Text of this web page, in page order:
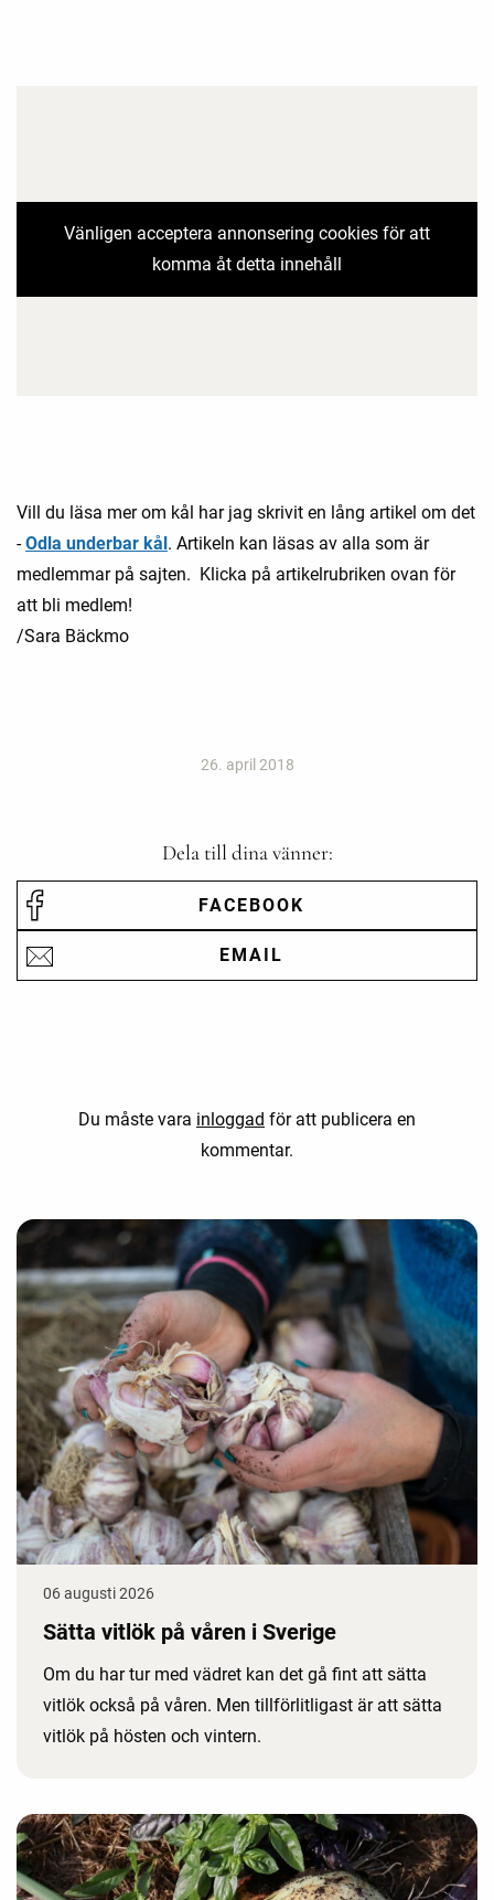
Vänligen acceptera annonsering cookies för att
komma åt detta innehåll
Vill du läsa mer om kål har jag skrivit en lång artikel om det
-Odla underbar kål. Artikeln kan läsas av alla som är
medlemmar på sajten. Klicka på artikelrubriken ovan för
att bli medlem!
/Sara Bäckmo
26. april 2018
Dela till dina vänner:
FACEBOOK
EMAIL
Du måste vara inloggad för att publicera en
kommentar.
06 augusti 2026
Sätta vitlök på våren i Sverige
Om du har tur med vädret kan det gå fint att sätta
vitlök också på våren. Men tillförlitligast är att sätta
vitlök på hösten och vintern.